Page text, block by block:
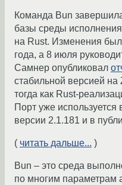
Команда Bun
базы среды
на Rust. Изменения
года, а 8 июля
Самнер опубликовал
стабильной версией на
тогда как Rust-
Порт уже
версии 2.1.181 и в
( читать дальше... )
Bun – это среда
по многим параметрам